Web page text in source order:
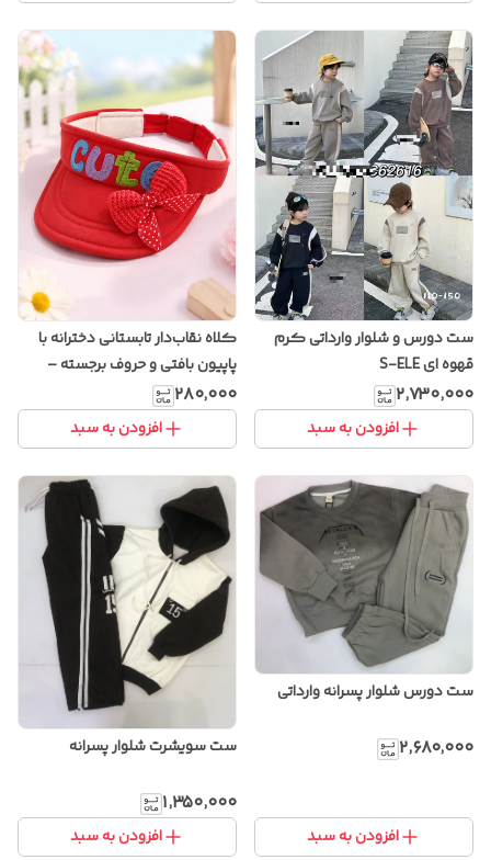
ست دورس و شلوار وارداتی کرم
قهوه ای S-ELE
۲٬۷۳۰٬۰۰۰
افزودن به سبد
کلاه نقاب‌دار تابستانی دخترانه با
پاپیون بافتی و حروف برجسته –
مدل فانتزی قابل تنظیم
۲۸۰٬۰۰۰
افزودن به سبد
ست دورس شلوار پسرانه وارداتی
۲٬۶۸۰٬۰۰۰
افزودن به سبد
ست سویشرت شلوار پسرانه
۱٬۳۵۰٬۰۰۰
افزودن به سبد